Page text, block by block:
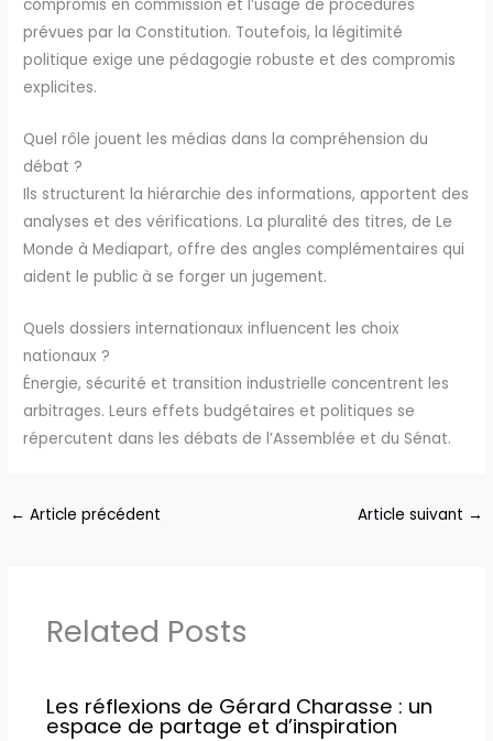
compromis en commission et l’usage de procédures
prévues par la Constitution. Toutefois, la légitimité
politique exige une pédagogie robuste et des compromis
explicites.
Quel rôle jouent les médias dans la compréhension du
débat ?
Ils structurent la hiérarchie des informations, apportent des
analyses et des vérifications. La pluralité des titres, de Le
Monde à Mediapart, offre des angles complémentaires qui
aident le public à se forger un jugement.
Quels dossiers internationaux influencent les choix
nationaux ?
Énergie, sécurité et transition industrielle concentrent les
arbitrages. Leurs effets budgétaires et politiques se
répercutent dans les débats de l’Assemblée et du Sénat.
← Article précédent Article suivant →
Related Posts
Les réflexions de Gérard Charasse : un
espace de partage et d’inspiration